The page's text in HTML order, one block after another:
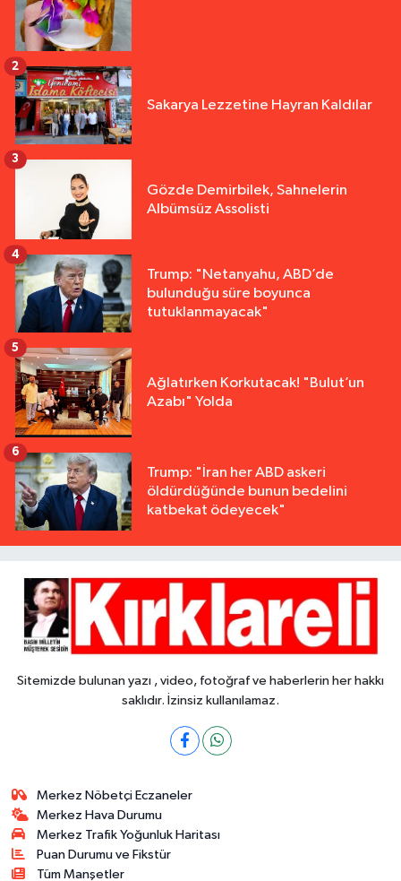
Sakarya Lezzetine Hayran Kaldılar
2
Gözde Demirbilek, Sahnelerin
Albümsüz Assolisti
3
Trump: "Netanyahu, ABD’de
bulunduğu süre boyunca
tutuklanmayacak"
4
Ağlatırken Korkutacak! "Bulut’un
Azabı" Yolda
5
Trump: "İran her ABD askeri
öldürdüğünde bunun bedelini
katbekat ödeyecek"
6
Sitemizde bulunan yazı , video, fotoğraf ve haberlerin her hakkı
saklıdır. İzinsiz kullanılamaz.
Merkez Nöbetçi Eczaneler
Merkez Hava Durumu
Merkez Trafik Yoğunluk Haritası
Puan Durumu ve Fikstür
Tüm Manşetler